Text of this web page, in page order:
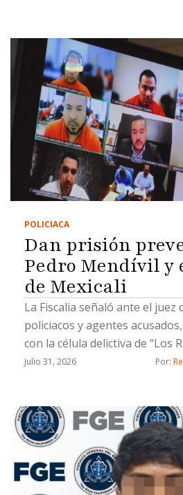
POLICIACA
Dan prisión
Pedro Mendívil y
de Mexicali
La Fiscalia señaló ante el juez
policiacos y agentes
con la célula delictiva de “Los
Julio 31, 2026 Por: